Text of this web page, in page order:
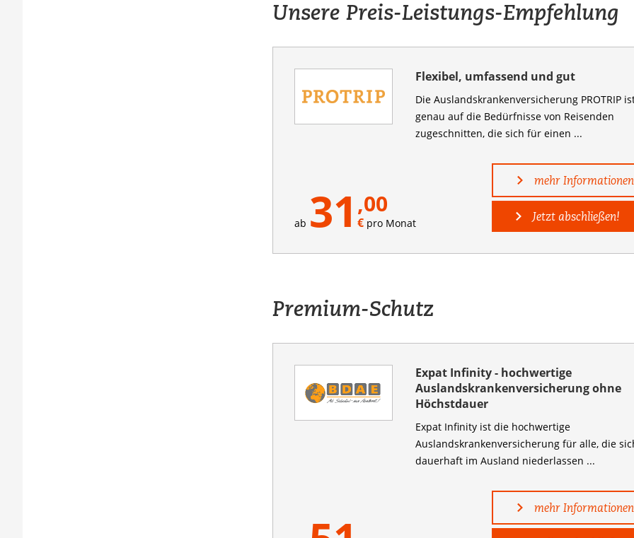
Unsere Preis-Leistungs-Empfehlung
Flexibel, umfassend und gut
Die Auslandskranken­versicherung PROTRIP
genau auf die Bedürfnisse von Reisenden
zugeschnitten, die sich für einen ...
ab 31 ,00
€ pro Monat
mehr Informationen
Jetzt abschließen!
Premium-Schutz
Expat Infinity - hochwertige
Auslandskrankenversicherung ohne
Höchstdauer
Expat Infinity ist die hochwertige
Auslandskranken­versicherung für alle, die
dauerhaft im Ausland niederlassen ...
mehr Informationen